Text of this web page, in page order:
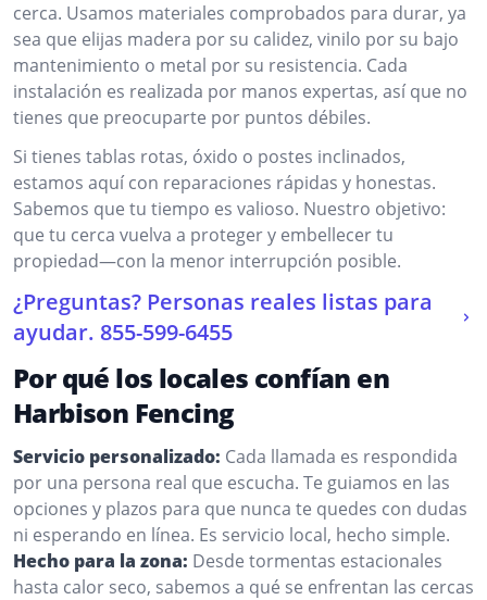
cerca. Usamos materiales comprobados para durar, ya
sea que elijas madera por su calidez, vinilo por su bajo
mantenimiento o metal por su resistencia. Cada
instalación es realizada por manos expertas, así que no
tienes que preocuparte por puntos débiles.
Si tienes tablas rotas, óxido o postes inclinados,
estamos aquí con reparaciones rápidas y honestas.
Sabemos que tu tiempo es valioso. Nuestro objetivo:
que tu cerca vuelva a proteger y embellecer tu
propiedad—con la menor interrupción posible.
¿Preguntas? Personas reales listas para
ayudar. 855-599-6455
Por qué los locales confían en
Harbison Fencing
Servicio personalizado: Cada llamada es respondida
por una persona real que escucha. Te guiamos en las
opciones y plazos para que nunca te quedes con dudas
ni esperando en línea. Es servicio local, hecho simple.
Hecho para la zona: Desde tormentas estacionales
hasta calor seco, sabemos a qué se enfrentan las cercas